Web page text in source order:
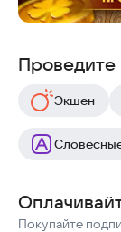
Проведите
Экшен
Покупайте